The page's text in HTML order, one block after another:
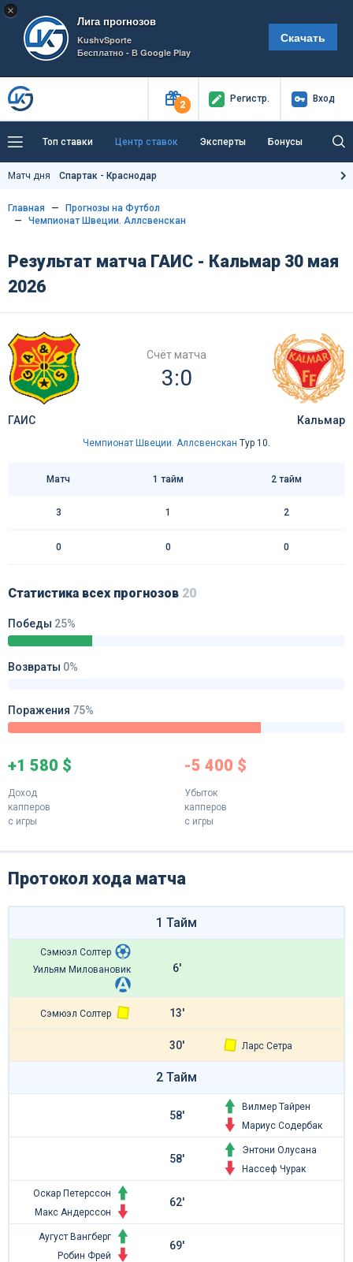
×
Лига прогнозов
KushvSporte
Бесплатно - В Google Play
Скачать
2
Регистр. Вход
Топ ставки Центр ставок Эксперты Бонусы
Тренды Букмекеры
Как тут заработать?
Матч дня Спартак - Краснодар
Главная
Прогнозы на Футбол
Чемпионат Швеции. Аллсвенскан
Результат матча ГАИС - Кальмар 30 мая
2026
Счёт матча
3:0
ГАИС Кальмар
Чемпионат Швеции. Аллсвенскан Тур 10.
Матч 1 тайм 2 тайм
3 1 2
0 0 0
Статистика всех прогнозов 20
Победы 25%
Возвраты 0%
Поражения 75%
+1 580 $
Доход
капперов
с игры
-5 400 $
Убыток
капперов
с игры
Протокол хода матча
1 Тайм
Сэмюэл Солтер
Уильям Миловановик
6'
Сэмюэл Солтер 13'
30' Ларс Сетра
2 Тайм
58'
Вилмер Тайрен
Мариус Содербак
58'
Энтони Олусана
Нассеф Чурак
Оскар Петерссон
Макс Андерссон
62'
Аугуст Вангберг
Робин Фрей
69'